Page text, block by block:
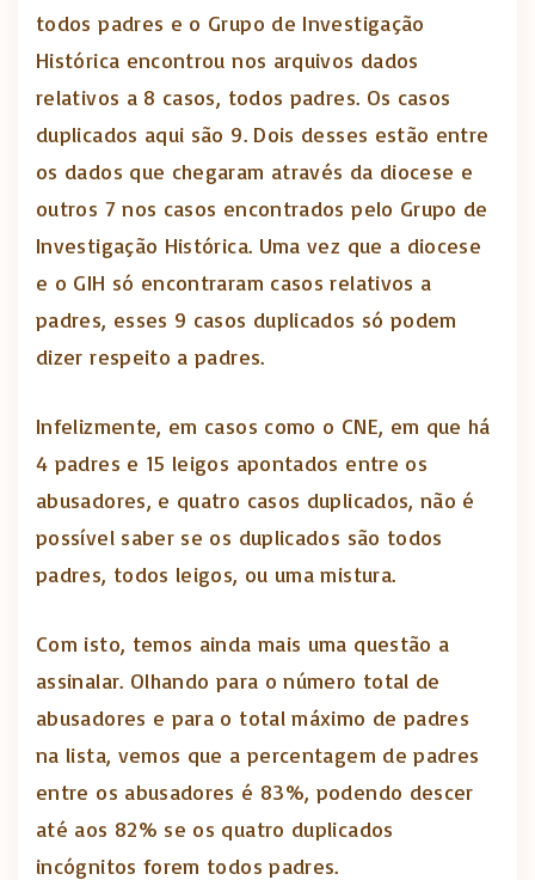
todos padres e o Grupo de Investigação
Histórica encontrou nos arquivos dados
relativos a 8 casos, todos padres. Os casos
duplicados aqui são 9. Dois desses estão entre
os dados que chegaram através da diocese e
outros 7 nos casos encontrados pelo Grupo de
Investigação Histórica. Uma vez que a diocese
e o GIH só encontraram casos relativos a
padres, esses 9 casos duplicados só podem
dizer respeito a padres.
Infelizmente, em casos como o CNE, em que há
4 padres e 15 leigos apontados entre os
abusadores, e quatro casos duplicados, não é
possível saber se os duplicados são todos
padres, todos leigos, ou uma mistura.
Com isto, temos ainda mais uma questão a
assinalar. Olhando para o número total de
abusadores e para o total máximo de padres
na lista, vemos que a percentagem de padres
entre os abusadores é 83%, podendo descer
até aos 82% se os quatro duplicados
incógnitos forem todos padres.